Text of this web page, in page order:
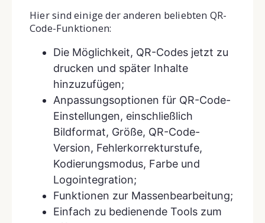
Hier sind einige der anderen beliebten QR-
Code-Funktionen:
Die Möglichkeit, QR-Codes jetzt zu
drucken und später Inhalte
hinzuzufügen;
Anpassungsoptionen für QR-Code-
Einstellungen, einschließlich
Bildformat, Größe, QR-Code-
Version, Fehlerkorrekturstufe,
Kodierungsmodus, Farbe und
Logointegration;
Funktionen zur Massenbearbeitung;
Einfach zu bedienende Tools zum